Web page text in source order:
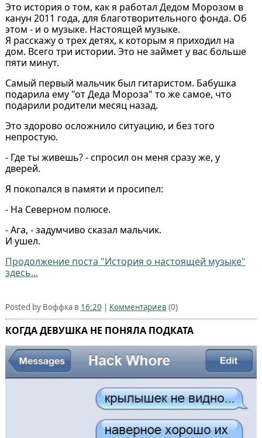
Это история о том, как я работал Дедом Морозом в
канун 2011 года, для благотворительного фонда. Об
этом - и о музыке. Настоящей музыке.
Я расскажу о трех детях, к которым я приходил на
дом. Всего три истории. Это не займет у вас больше
пяти минут.
Самый первый мальчик был гитаристом. Бабушка
подарила ему "от Деда Мороза" то же самое, что
подарили родители месяц назад.
Это здорово осложнило ситуацию, и без того
непростую.
- Где ты живешь? - спросил он меня сразу же, у
дверей.
Я покопался в памяти и просипел:
- На Северном полюсе.
- Ага, - задумчиво сказал мальчик.
И ушел.
Продолжение поста "История о настоящей музыке"
здесь...
Posted by Воффка в 16:20 | Комментариев (0)
КОГДА ДЕВУШКА НЕ ПОНЯЛА ПОДКАТА